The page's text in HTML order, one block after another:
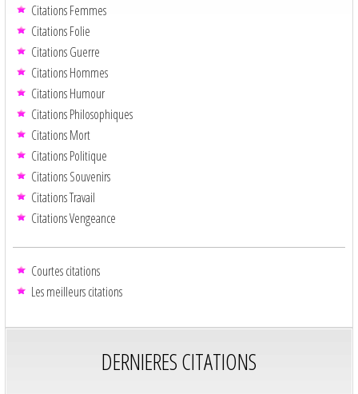
Citations Femmes
Citations Folie
Citations Guerre
Citations Hommes
Citations Humour
Citations Philosophiques
Citations Mort
Citations Politique
Citations Souvenirs
Citations Travail
Citations Vengeance
Courtes citations
Les meilleurs citations
DERNIERES CITATIONS